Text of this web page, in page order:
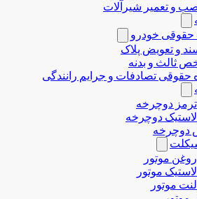
و تعمیر شیرآلات
حقوقی خودرو
سند و تعویض پلاک
ثالث و بدنه
حقوقی تصادفات و جرایم رانندگی
دوچرخه
دوچرخه
دوچرخه
موتور
موتور
موتور